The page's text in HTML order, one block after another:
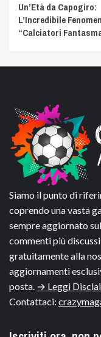
Un’Età da Capogiro:
L’Incredibile
“Calciatori
Siamo il punto di
coprendo una vasta
sempre aggiornato
commenti più
gratuitamente alla
aggiornamenti
posta. → Leggi
Contattaci: